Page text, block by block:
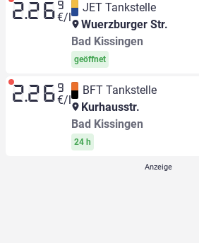
2.26 9
€/l
JET Tankstelle
Wuerzburger Str.
Bad Kissingen
geöffnet
2.26 9
€/l
BFT Tankstelle
Kurhausstr.
Bad Kissingen
24 h